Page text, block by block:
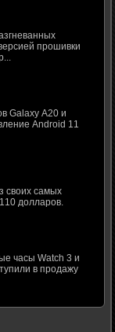
прошивки
Galaxy A20 и
Android 11
своих самых
долларов.
часы Watch 3 и
в продажу